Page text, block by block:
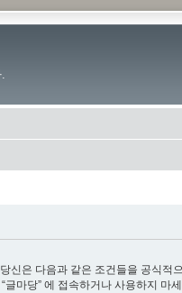
신은 다음과 같은 조건들을 공식적
마당” 에 접속하거나 사용하지 마